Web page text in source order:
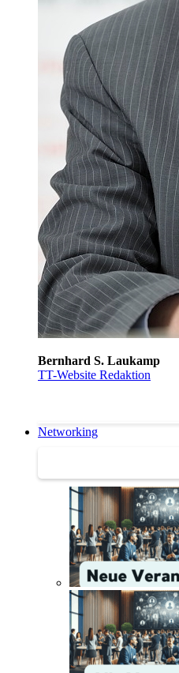
Bernhard S. Laukamp
TT-Website Redaktion
Networking